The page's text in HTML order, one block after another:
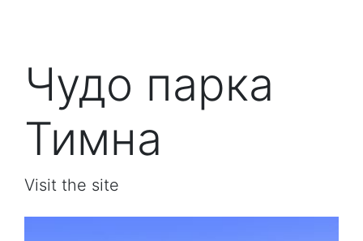
Чудо парка
Тимна
Visit the site